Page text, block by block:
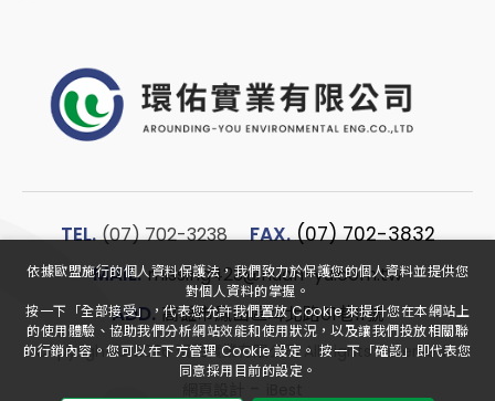
TEL. (07) 702-3238 FAX. (07) 702-3832
MAIL. missing423@huan-yu.com.tw
ADD. 高雄市鳳山區埤北路61巷11號
Copyright © 2026 環佑實業有限公司 All Rights Reserved.
依據歐盟施行的個人資料保護法，我們致力於保護您的個人資料並提供您
對個人資料的掌握。
按一下「全部接受」，代表您允許我們置放 Cookie 來提升您在本網站上
的使用體驗、協助我們分析網站效能和使用狀況，以及讓我們投放相關聯
的行銷內容。您可以在下方管理 Cookie 設定。 按一下「確認」即代表您
同意採用目前的設定。